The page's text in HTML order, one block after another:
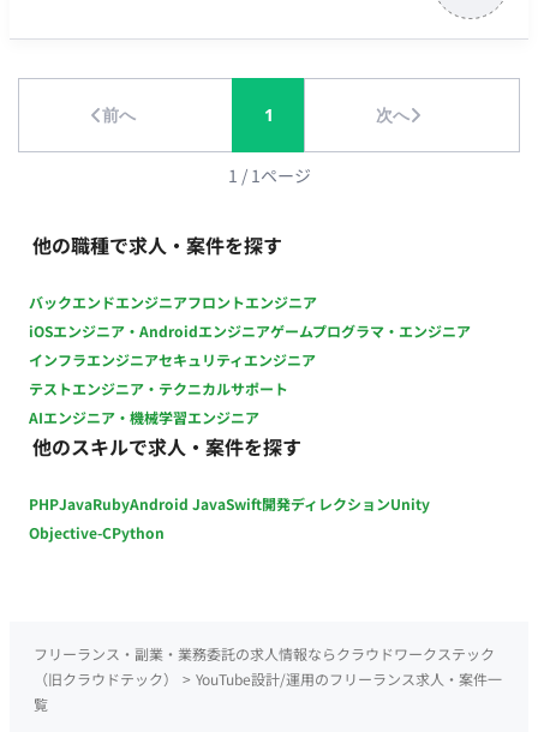
動画コンテンツおよびSNSを活用した集客施策の企画・改善、
ならびにSNSデータ、会員データ等を活用した分析および改善
善】 AIツール等を活用したマーケティング業務の改善。 ■ 働き
方 ・ 稼働量：週5日 ・ リモート稼働：一部リモート（週に1度
前へ 1 次へ
1 / 1ページ
他の職種で求人・案件を探す
バックエンドエンジニアフロントエンジニア
iOSエンジニア・Androidエンジニアゲームプログラマ・エンジニア
インフラエンジニアセキュリティエンジニア
テストエンジニア・テクニカルサポート
AIエンジニア・機械学習エンジニア
他のスキルで求人・案件を探す
PHPJavaRubyAndroid JavaSwift開発ディレクションUnity
Objective-CPython
フリーランス・副業・業務委託の求人情報ならクラウドワークステック
（旧クラウドテック）
> YouTube設計/運用のフリーランス求人・案件一
覧